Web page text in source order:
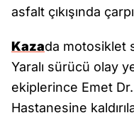
asfalt çıkışında
Kazada motosiklet
Yaralı sürücü olay
ekiplerince Emet
Hastanesine